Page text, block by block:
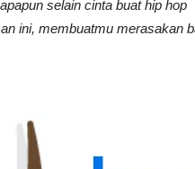
selain cinta buat hip hop
ini, membuatmu merasakan